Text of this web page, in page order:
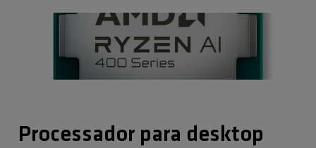
Processador para desktop